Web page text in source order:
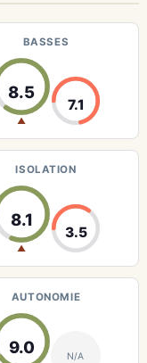
BASSES
8.5
▲
7.1
ISOLATION
8.1
▲
3.5
AUTONOMIE
9.0 N/A